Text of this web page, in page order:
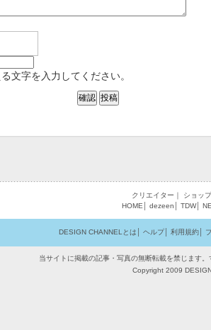
文字を入力してください。
クリエイター
ショップ
HOME
dezeen TDW│
DESIGN CHANNELとは ヘルプ│ 利用規約│
当サイトに掲載の記事・写真の無断転載を禁じます
Copyright 2009